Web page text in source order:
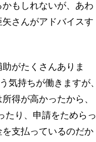
もしれないが、あわ
さんがアドバイスす
がたくさんありま
気持ちが働きますが、
得が高かったから、
たり、申請をためらっ
支払っているのだか